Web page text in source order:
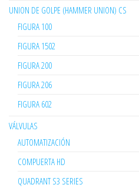
UNION DE GOLPE (HAMMER UNION) CS
FIGURA 100
FIGURA 1502
FIGURA 200
FIGURA 206
FIGURA 602
VÁLVULAS
AUTOMATIZACIÓN
COMPUERTA HD
QUADRANT S3 SERIES